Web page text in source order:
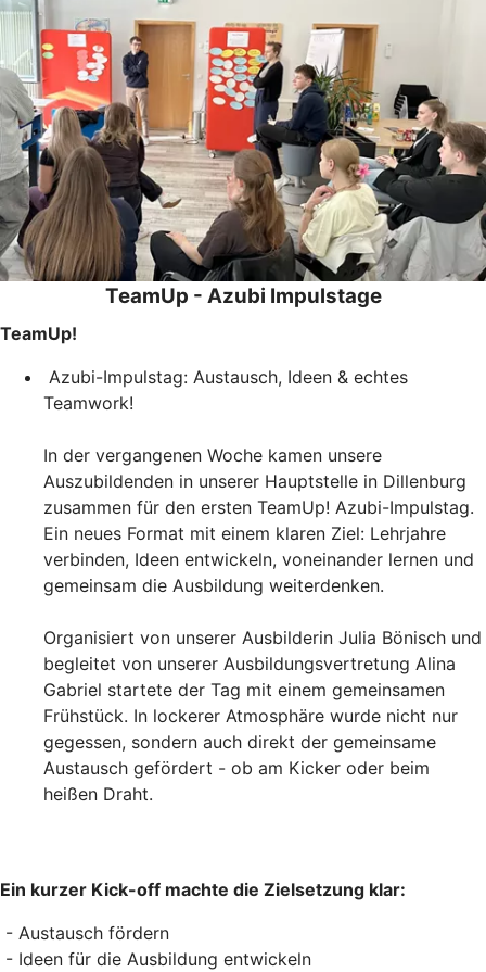
TeamUp - Azubi Impulstage
TeamUp!
Azubi-Impulstag: Austausch, Ideen & echtes
Teamwork!
In der vergangenen Woche kamen unsere
Auszubildenden in unserer Hauptstelle in Dillenburg
zusammen für den ersten TeamUp! Azubi-Impulstag.
Ein neues Format mit einem klaren Ziel: Lehrjahre
verbinden, Ideen entwickeln, voneinander lernen und
gemeinsam die Ausbildung weiterdenken.
Organisiert von unserer Ausbilderin Julia Bönisch und
begleitet von unserer Ausbildungsvertretung Alina
Gabriel startete der Tag mit einem gemeinsamen
Frühstück. In lockerer Atmosphäre wurde nicht nur
gegessen, sondern auch direkt der gemeinsame
Austausch gefördert - ob am Kicker oder beim
heißen Draht.
Ein kurzer Kick-off machte die Zielsetzung klar:
- Austausch fördern
- Ideen für die Ausbildung entwickeln